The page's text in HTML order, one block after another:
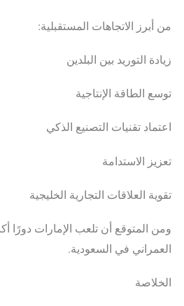
من أبرز الاتجاهات المستقبلية:
زيادة التوريد بين البلدين
توسع الطاقة الإنتاجية
اعتماد تقنيات التصنيع الذكي
تعزيز الاستدامة
تقوية العلاقات التجارية الخليجية
ومن المتوقع أن تلعب الإمارات دورًا
العمراني في السعودية.
الخلاصة